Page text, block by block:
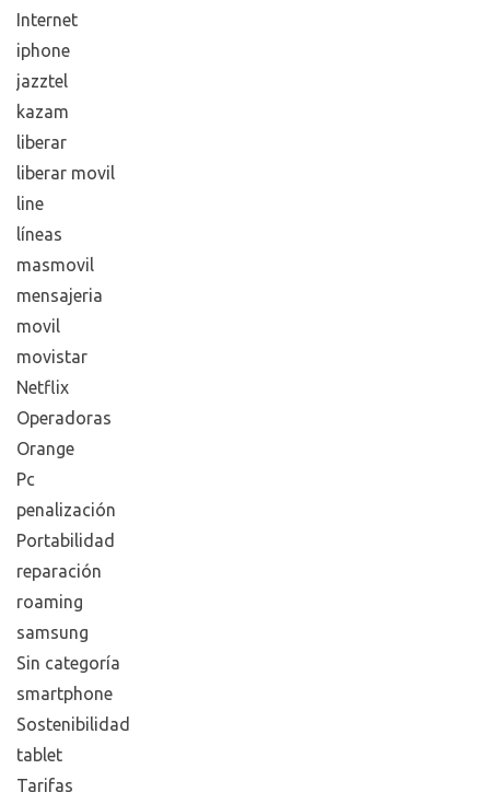
Internet
iphone
jazztel
kazam
liberar
liberar movil
line
líneas
masmovil
mensajeria
movil
movistar
Netflix
Operadoras
Orange
Pc
penalización
Portabilidad
reparación
roaming
samsung
Sin categoría
smartphone
Sostenibilidad
tablet
Tarifas